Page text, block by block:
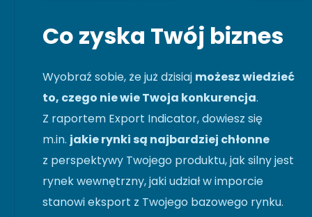
Co zyska Twój biznes
Wyobraź sobie, że już dzisiaj możesz wiedzieć
to, czego nie wie Twoja konkurencja.
Z raportem Export Indicator, dowiesz się
m.in. jakie rynki są najbardziej chłonne
z perspektywy Twojego produktu, jak silny jest
rynek wewnętrzny, jaki udział w imporcie
stanowi eksport z Twojego bazowego rynku.